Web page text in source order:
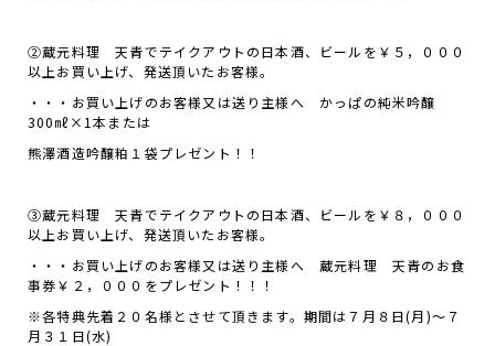
②蔵元料理 天青でテイクアウトの日本酒、ビールを￥５，０００
以上お買い上げ、発送頂いたお客様。
・・・お買い上げのお客様又は送り主様へ かっぱの純米吟醸
300㎖×1本または
熊澤酒造吟醸粕１袋プレゼント！！
③蔵元料理 天青でテイクアウトの日本酒、ビールを￥８，０００
以上お買い上げ、発送頂いたお客様。
・・・お買い上げのお客様又は送り主様へ 蔵元料理 天青のお食
事券￥２，０００をプレゼント！！！
※各特典先着２０名様とさせて頂きます。期間は７月８日(月)～７
月３１日(水)